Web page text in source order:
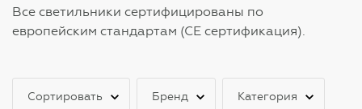
Все светильники сертифицированы по
европейским стандартам (СЕ сертификация).
Сортировать Бренд Категория